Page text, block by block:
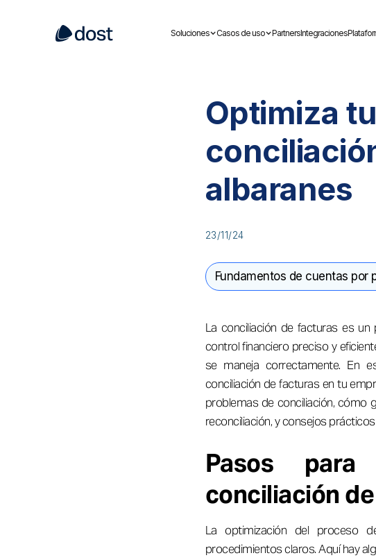
Soluciones Casos de uso PartnersIntegraciones
Optimiza
albaranes
23/11/24
Fundamentos de cuentas por
La conciliación de facturas es
control financiero preciso y
se maneja correctamente. En
conciliación de facturas en tu
problemas de conciliación, cómo
reconciliación, y consejos
Pasos
conciliación
La optimización del proceso
procedimientos claros. Aquí hay